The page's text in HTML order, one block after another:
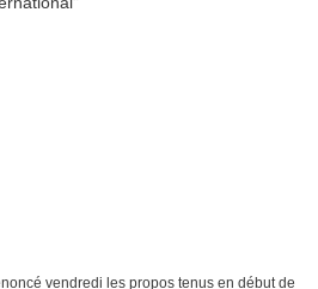
vendredi les propos tenus en début de